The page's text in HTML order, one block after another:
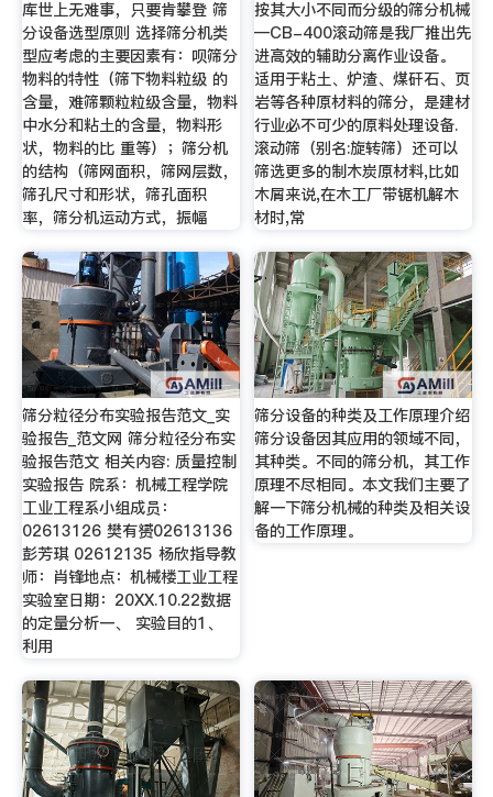
库世上无难事，只要肯攀登 筛
分设备选型原则 选择筛分机类
型应考虑的主要因素有：呗筛分
物料的特性（筛下物料粒级 的
含量，难筛颗粒粒级含量，物料
中水分和粘土的含量，物料形
状，物料的比 重等）；筛分机
的结构（筛网面积，筛网层数，
筛孔尺寸和形状，筛孔面积
率，筛分机运动方式，振幅
按其大小不同而分级的筛分机械
—CB-400滚动筛是我厂推出先
进高效的辅助分离作业设备。
适用于粘土、炉渣、煤矸石、页
岩等各种原材料的筛分，是建材
行业必不可少的原料处理设备.
滚动筛（别名:旋转筛）还可以
筛选更多的制木炭原材料,比如
木屑来说,在木工厂带锯机解木
材时,常
筛分粒径分布实验报告范文_实
验报告_范文网 筛分粒径分布实
验报告范文 相关内容: 质量控制
实验报告 院系：机械工程学院
工业工程系小组成员：
02613126 樊有赟02613136
彭芳琪 02612135 杨欣指导教
师：肖锋地点：机械楼工业工程
实验室日期：20XX.10.22数据
的定量分析一、 实验目的1、
利用
筛分设备的种类及工作原理介绍
筛分设备因其应用的领域不同，
其种类。不同的筛分机，其工作
原理不尽相同。本文我们主要了
解一下筛分机械的种类及相关设
备的工作原理。